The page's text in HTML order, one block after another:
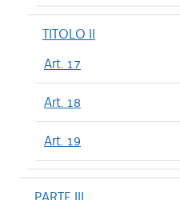
TITOLO II
Art. 17
Art. 18
Art. 19